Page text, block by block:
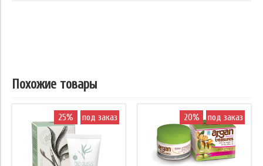
Похожие товары
25% под заказ 20% под заказ